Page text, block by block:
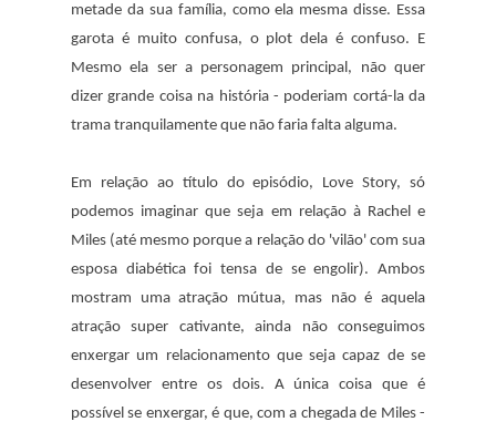
metade da sua família, como ela mesma disse. Essa
garota é muito confusa, o plot dela é confuso. E
Mesmo ela ser a personagem principal, não quer
dizer grande coisa na história - poderiam cortá-la da
trama tranquilamente que não faria falta alguma.
Em relação ao título do episódio, Love Story, só
podemos imaginar que seja em relação à Rachel e
Miles (até mesmo porque a relação do 'vilão' com sua
esposa diabética foi tensa de se engolir). Ambos
mostram uma atração mútua, mas não é aquela
atração super cativante, ainda não conseguimos
enxergar um relacionamento que seja capaz de se
desenvolver entre os dois. A única coisa que é
possível se enxergar, é que, com a chegada de Miles -